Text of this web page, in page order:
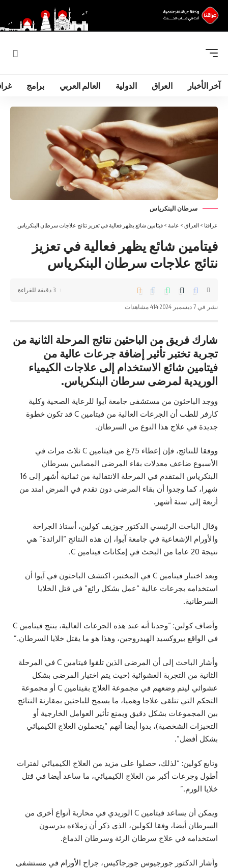
آخر الأخبار العراق الدولية العالم العربي برامج
سرطان البنكرياس
عراقنا > العراق > عامة > فيتامين شائع يظهر فعالية في تعزيز نتائج علاجات سرطان البنكرياس
فيتامين شائع يظهر فعالية في تعزيز
نتائج علاجات سرطان البنكرياس
نشر في 7 ديسمبر 2024 414 مشاهدات
3 دقيقة للقراءة
شارك فريق من الباحثين نتائج المرحلة الثانية من
تجربة تختبر تأثير إضافة جرعات عالية من
فيتامين شائع الاستخدام إلى علاجات الكيمياء
الوريدية لمرضى سرطان البنكرياس.
ووجد الباحثون من مستشفى جامعة آيوا للرعاية الصحية وكلية
كارفر للطب أن الجرعات العالية من فيتامين C قد تكون خطوة
جديدة في علاج هذا النوع من السرطان.
ووفقا للنتائج، فإن إعطاء 75غ من فيتامين C ثلاث مرات في
الأسبوع ضاعف معدلات بقاء المرضى المصابين بسرطان
البنكرياس المتقدم في المرحلة الانتقالية من ثمانية أشهر إلى 16
شهرا، كما وجدوا أن بقاء المرضى دون تقدم في المرض امتد من
أربعة إلى ستة أشهر.
وقال الباحث الرئيسي الدكتور جوزيف كولين، أستاذ الجراحة
والأورام الإشعاعية في جامعة آيوا، إن هذه النتائج “الرائدة” هي
نتيجة 20 عاما من البحث في إمكانات فيتامين C.
وبعد اختبار فيتامين C في المختبر، اكتشف الباحثون في آيوا أن
استخدامه بجرعات عالية “عمل بشكل رائع” في قتل الخلايا
السرطانية.
وأضاف كولين: “وجدنا أنه عند هذه الجرعات العالية، ينتج فيتامين C
في الواقع بيروكسيد الهيدروجين، وهذا هو ما يقتل خلايا السرطان.”
وأشار الباحث إلى أن المرضى الذين تلقوا فيتامين C في المرحلة
الثانية من التجربة العشوائية (حيث يتم اختيار المرضى بشكل
عشوائي ليتم وضعهم في مجموعة العلاج بفيتامين C أو مجموعة
التحكم التي تتلقى علاجا وهميا، ما يسمح للباحثين بمقارنة النتائج
بين المجموعات بشكل دقيق ويمنع تأثير العوامل الخارجية أو
التحيزات الشخصية)، بدوا أيضا أنهم “يتحملون العلاج الكيميائي
بشكل أفضل”.
وتابع كولين: “لذلك، حصلوا على مزيد من العلاج الكيميائي لفترات
أطول وجرعات أكبر من العلاج الكيميائي، ما ساعد أيضا في قتل
خلايا الورم.”
ويمكن أن يساعد فيتامين C الوريدي في محاربة أنواع أخرى من
السرطان أيضا، وفقا لكولين، الذي ذكر أن زملاءه يدرسون
استخدامه في علاج سرطان الرئة وسرطان الدماغ.
وأشار الدكتور جورجيوس جورجاكيس، جراح الأورام في مستشفى